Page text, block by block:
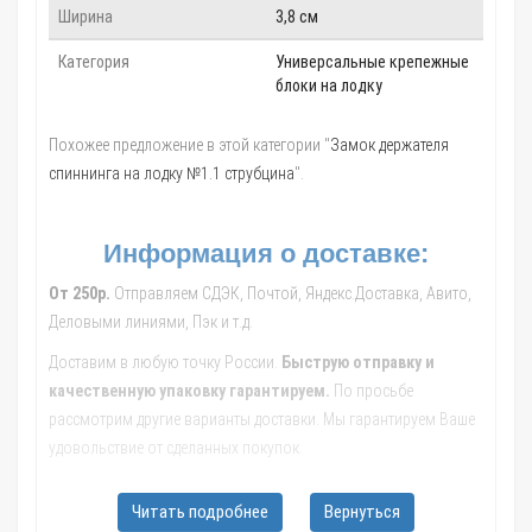
Ширина 3,8 см
Категория
Универсальные крепежные
блоки на лодку
Похожее предложение в этой категории "Замок держателя
спиннинга на лодку №1.1 струбцина".
Информация о доставке:
От 250р. Отправляем СДЭК, Почтой, Яндекс.Доставка, Авито,
Деловыми линиями, Пэк и т.д.
Доставим в любую точку России.
Быструю отправку и
качественную упаковку гарантируем. По просьбе
рассмотрим другие варианты доставки. Мы гарантируем Ваше
удовольствие от сделанных покупок.
транспортной компании, рассчитают стоимость и сроки
Читать подробнее Вернуться